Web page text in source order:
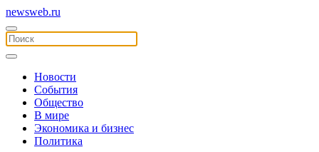
newsweb.ru
Новости
События
Общество
В мире
Экономика и бизнес
Политика